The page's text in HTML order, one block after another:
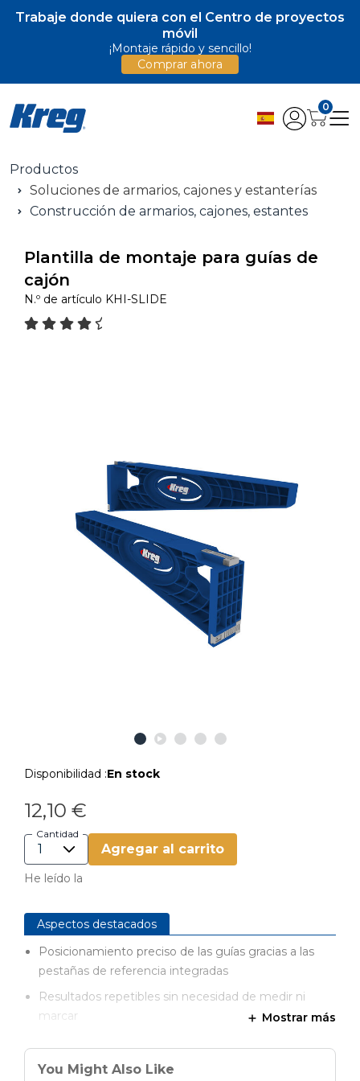
Trabaje donde quiera con el Centro de proyectos
móvil
¡Montaje rápido y sencillo!
Comprar ahora
0
Productos
Soluciones de armarios, cajones y estanterías
Construcción de armarios, cajones, estantes
Plantilla de montaje para guías de
cajón
N.º de artículo KHI-SLIDE
Disponibilidad :En stock
12,10 €
Cantidad
Agregar al carrito
He leído la
Aspectos destacados
Posicionamiento preciso de las guías gracias a las
pestañas de referencia integradas
Resultados repetibles sin necesidad de medir ni
marcar
aplicaciones
Mostrar más
You Might Also Like